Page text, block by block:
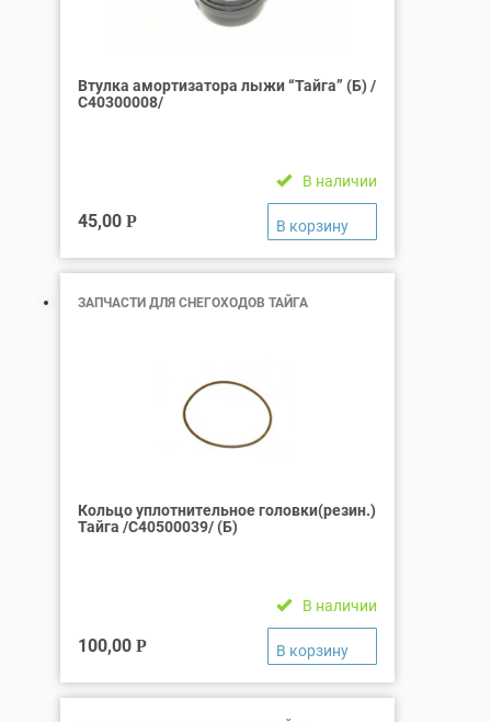
Втулка амортизатора лыжи “Тайга” (Б) /
С40300008/
В наличии
45,00 Р
ЗАПЧАСТИ ДЛЯ СНЕГОХОДОВ ТАЙГА
Кольцо уплотнительное головки(резин.)
Тайга /С40500039/ (Б)
В наличии
100,00 Р